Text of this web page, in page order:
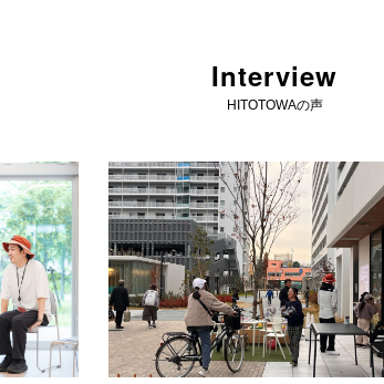
Interview
HITOTOWAの声